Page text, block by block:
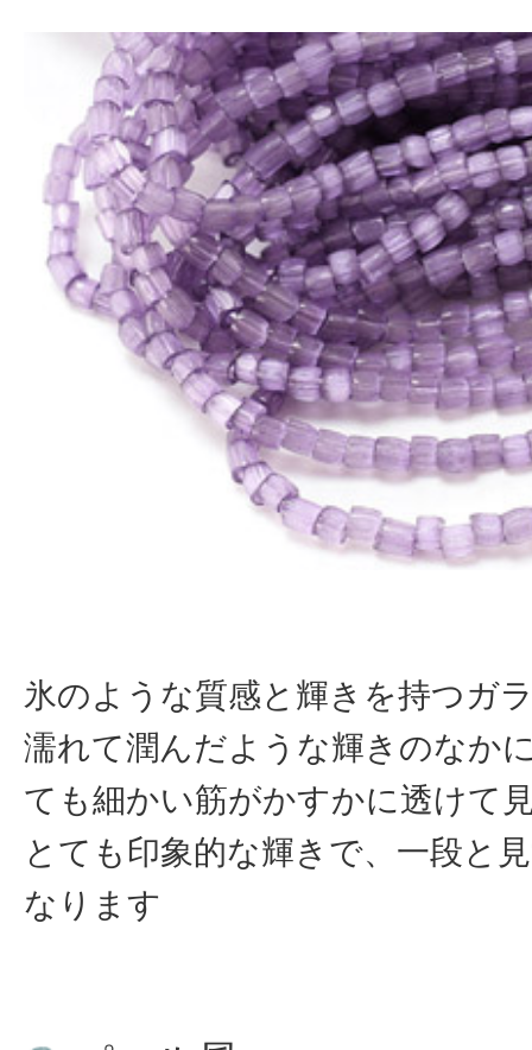
氷のような質感と輝きを持つガ
濡れて潤んだような輝きのなか
ても細かい筋がかすかに透けて
とても印象的な輝きで、一段と
なります